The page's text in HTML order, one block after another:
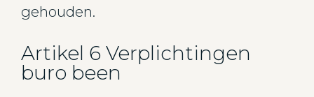
gehouden.
Artikel 6 Verplichtingen
buro been